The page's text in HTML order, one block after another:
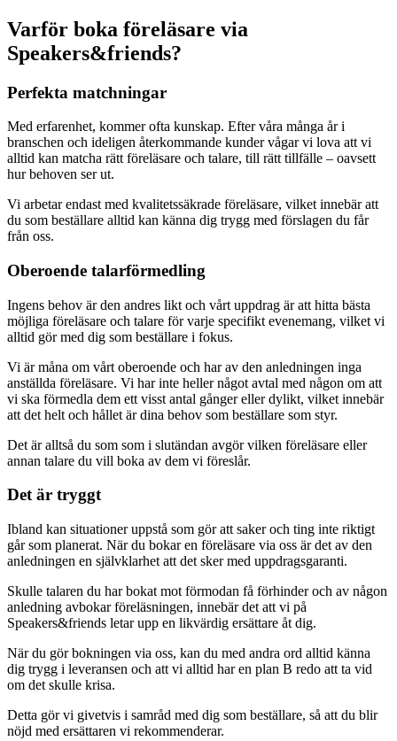
Varför boka föreläsare via
Speakers&friends?
Perfekta matchningar
Med erfarenhet, kommer ofta kunskap. Efter våra många år i
branschen och ideligen återkommande kunder vågar vi lova att vi
alltid kan matcha rätt föreläsare och talare, till rätt tillfälle – oavsett
hur behoven ser ut.
Vi arbetar endast med kvalitetssäkrade föreläsare, vilket innebär att
du som beställare alltid kan känna dig trygg med förslagen du får
från oss.
Oberoende talarförmedling
Ingens behov är den andres likt och vårt uppdrag är att hitta bästa
möjliga föreläsare och talare för varje specifikt evenemang, vilket vi
alltid gör med dig som beställare i fokus.
Vi är måna om vårt oberoende och har av den anledningen inga
anställda föreläsare. Vi har inte heller något avtal med någon om att
vi ska förmedla dem ett visst antal gånger eller dylikt, vilket innebär
att det helt och hållet är dina behov som beställare som styr.
Det är alltså du som som i slutändan avgör vilken föreläsare eller
annan talare du vill boka av dem vi föreslår.
Det är tryggt
Ibland kan situationer uppstå som gör att saker och ting inte riktigt
går som planerat. När du bokar en föreläsare via oss är det av den
anledningen en självklarhet att det sker med uppdragsgaranti.
Skulle talaren du har bokat mot förmodan få förhinder och av någon
anledning avbokar föreläsningen, innebär det att vi på
Speakers&friends letar upp en likvärdig ersättare åt dig.
När du gör bokningen via oss, kan du med andra ord alltid känna
dig trygg i leveransen och att vi alltid har en plan B redo att ta vid
om det skulle krisa.
Detta gör vi givetvis i samråd med dig som beställare, så att du blir
nöjd med ersättaren vi rekommenderar.